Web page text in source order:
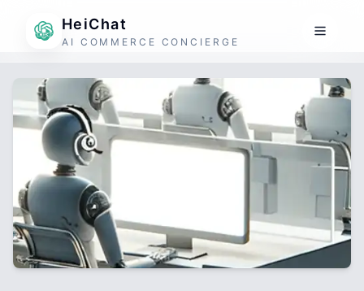
HeiChat
AI COMMERCE CONCIERGE